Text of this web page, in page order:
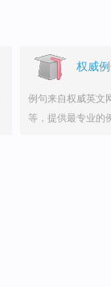
权威
例句来自权威英文
等，提供最专业的